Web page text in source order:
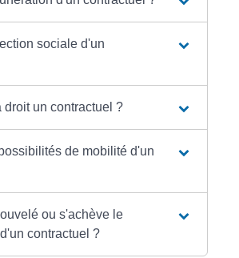
sociale d'un
droit un contractuel ?
de mobilité d'un
ou s'achève le
contractuel ?